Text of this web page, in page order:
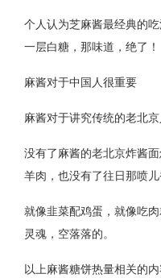
个人认为芝麻酱最经典的
一层白糖，那味道，绝了！
麻酱对于中国人很重要
麻酱对于讲究传统的老北京
没有了麻酱的老北京炸酱
羊肉，也没有了往日那喷儿
就像韭菜配鸡蛋，就像吃
灵魂，空落落的。
以上麻酱糖饼热量相关的